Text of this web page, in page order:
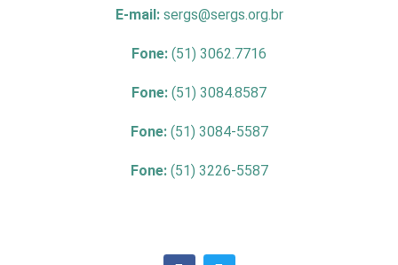
E-mail: sergs@sergs.org.br
Fone: (51) 3062.7716
Fone: (51) 3084.8587
Fone: (51) 3084-5587
Fone: (51) 3226-5587